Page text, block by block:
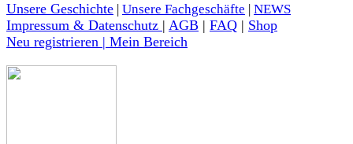
Unsere Geschichte | Unsere Fachgeschäfte | NEWS
Impressum & Datenschutz | AGB | FAQ | Shop
Neu registrieren | Mein Bereich